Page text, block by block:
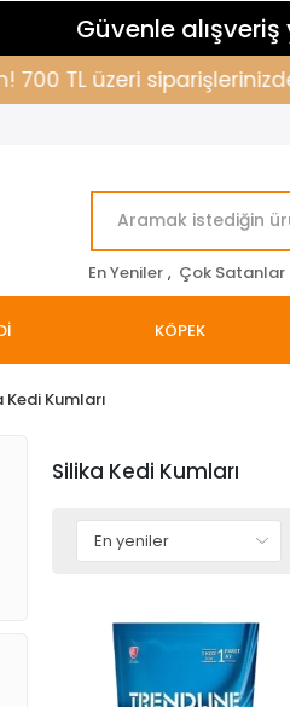
Güvenle
700 TL üzeri
En Yeniler , Çok Satanlar
KÖPEK
Kedi Kumları
Silika Kedi Kumları